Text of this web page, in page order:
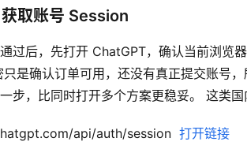
取账号 Session
过后，先打开 ChatGPT，确认当前浏览
是确认订单可用，还没有真正提交账号
步，比同时打开多个方案更稳妥。 这类
api/auth/session 打开链接